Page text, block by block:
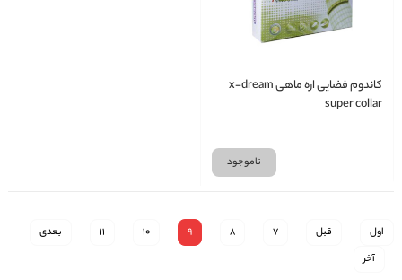
کاندوم فضایی اره ماهی x-dream
super collar
ناموجود
اول قبل 7
8
9
10
11
بعدی
آخر